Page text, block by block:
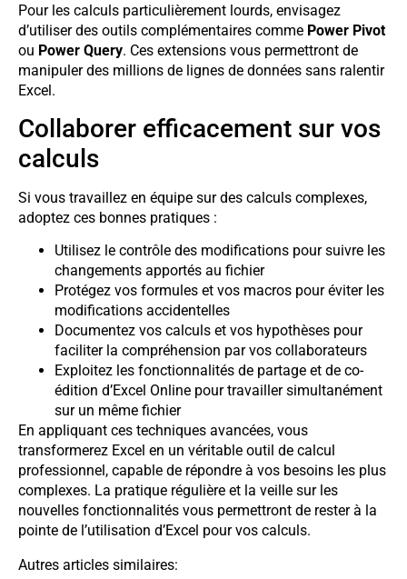
Pour les calculs particulièrement lourds, envisagez
d’utiliser des outils complémentaires comme Power Pivot
ou Power Query. Ces extensions vous permettront de
manipuler des millions de lignes de données sans ralentir
Excel.
Collaborer efficacement sur vos
calculs
Si vous travaillez en équipe sur des calculs complexes,
adoptez ces bonnes pratiques :
Utilisez le contrôle des modifications pour suivre les
changements apportés au fichier
Protégez vos formules et vos macros pour éviter les
modifications accidentelles
Documentez vos calculs et vos hypothèses pour
faciliter la compréhension par vos collaborateurs
Exploitez les fonctionnalités de partage et de co-
édition d’Excel Online pour travailler simultanément
sur un même fichier
En appliquant ces techniques avancées, vous
transformerez Excel en un véritable outil de calcul
professionnel, capable de répondre à vos besoins les plus
complexes. La pratique régulière et la veille sur les
nouvelles fonctionnalités vous permettront de rester à la
pointe de l’utilisation d’Excel pour vos calculs.
Autres articles similaires: